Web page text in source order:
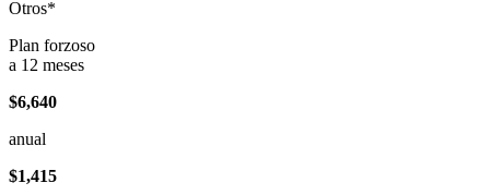
Otros*
Plan forzoso
a 12 meses
$6,640
anual
$1,415